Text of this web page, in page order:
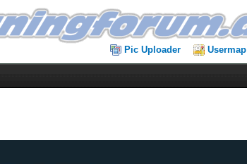
Pic Uploader Usermap